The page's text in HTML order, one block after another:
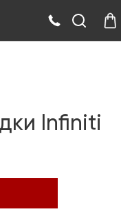
Infiniti